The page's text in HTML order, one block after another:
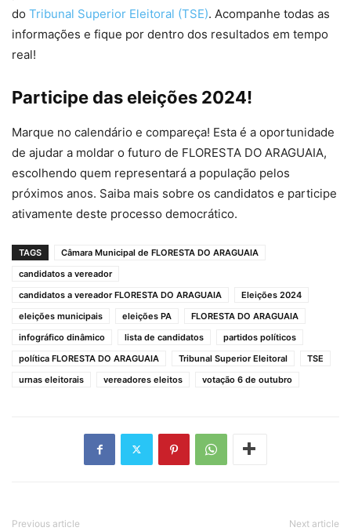
do Tribunal Superior Eleitoral (TSE). Acompanhe todas as
informações e fique por dentro dos resultados em tempo
real!
Participe das eleições 2024!
Marque no calendário e compareça! Esta é a oportunidade
de ajudar a moldar o futuro de FLORESTA DO ARAGUAIA,
escolhendo quem representará a população pelos
próximos anos. Saiba mais sobre os candidatos e participe
ativamente deste processo democrático.
TAGS
Câmara Municipal de FLORESTA DO ARAGUAIA
candidatos a vereador
candidatos a vereador FLORESTA DO ARAGUAIA
Eleições 2024
eleições municipais
eleições PA
FLORESTA DO ARAGUAIA
infográfico dinâmico
lista de candidatos
partidos políticos
política FLORESTA DO ARAGUAIA
Tribunal Superior Eleitoral
TSE
urnas eleitorais
vereadores eleitos votação 6 de outubro
Previous article Next article